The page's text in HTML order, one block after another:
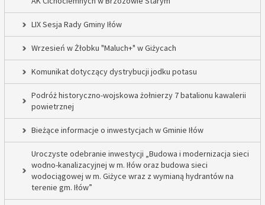
LIX Sesja Rady Gminy Iłów
Wrzesień w Żłobku "Maluch+" w Giżycach
Komunikat dotyczący dystrybucji jodku potasu
Podróż historyczno-wojskowa żołnierzy 7 batalionu kawalerii
powietrznej
Bieżące informacje o inwestycjach w Gminie Iłów
Uroczyste odebranie inwestycji „Budowa i modernizacja sieci
wodno-kanalizacyjnej w m. Iłów oraz budowa sieci
wodociągowej w m. Giżyce wraz z wymianą hydrantów na
terenie gm. Iłów”